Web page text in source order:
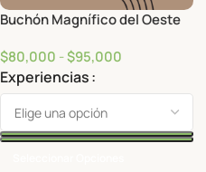
Buchón Magnífico del Oeste
$80,000 -$95,000
Experiencias